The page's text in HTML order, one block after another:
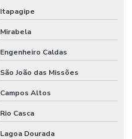
Itapagipe
Mirabela
Engenheiro Caldas
São João das Missões
Campos Altos
Rio Casca
Lagoa Dourada